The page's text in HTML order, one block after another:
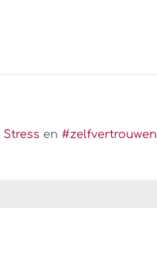
Stress en #zelfvertrouwen